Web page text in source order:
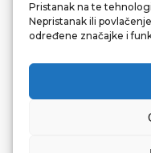
Pristanak na te
Nepristanak ili
određene značajke i
© 2022